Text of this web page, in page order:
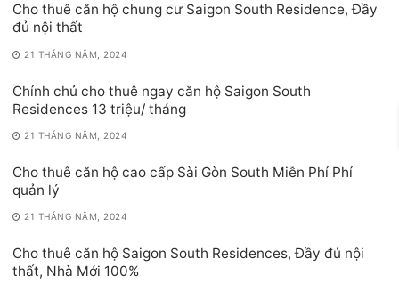
Cho thuê căn hộ chung cư Saigon South Residence, Đầy
đủ nội thất
21 THÁNG NĂM, 2024
Chính chủ cho thuê ngay căn hộ Saigon South
Residences 13 triệu/ tháng
21 THÁNG NĂM, 2024
Cho thuê căn hộ cao cấp Sài Gòn South Miễn Phí Phí
quản lý
21 THÁNG NĂM, 2024
Cho thuê căn hộ Saigon South Residences, Đầy đủ nội
thất, Nhà Mới 100%